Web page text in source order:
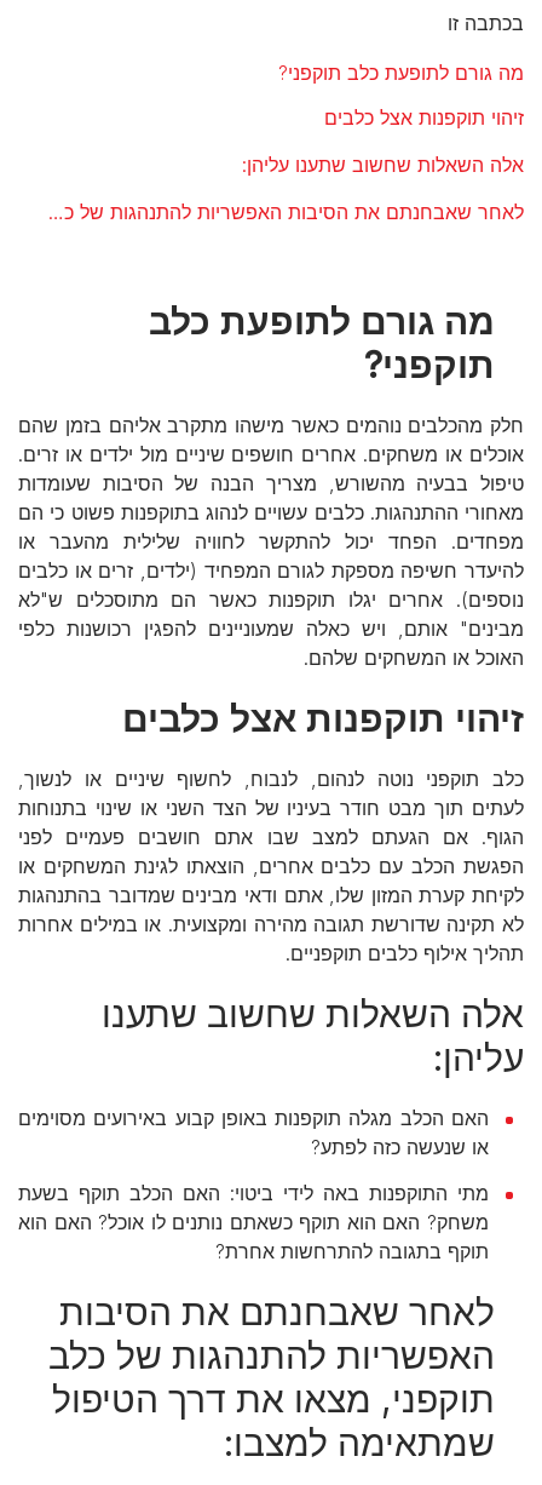
בכתבה זו
מה גורם לתופעת כלב תוקפני?
זיהוי תוקפנות אצל כלבים
אלה השאלות שחשוב שתענו עליהן:
לאחר שאבחנתם את הסיבות האפשריות להתנהגות של כלב תוקפני, מצאו את דרך הטיפול שמתאימה למצבו:
מה גורם לתופעת כלב
תוקפני?
חלק מהכלבים נוהמים כאשר מישהו מתקרב אליהם בזמן שהם
אוכלים או משחקים. אחרים חושפים שיניים מול ילדים או זרים.
טיפול בבעיה מהשורש, מצריך הבנה של הסיבות שעומדות
מאחורי ההתנהגות. כלבים עשויים לנהוג בתוקפנות פשוט כי הם
מפחדים. הפחד יכול להתקשר לחוויה שלילית מהעבר או
להיעדר חשיפה מספקת לגורם המפחיד (ילדים, זרים או כלבים
נוספים). אחרים יגלו תוקפנות כאשר הם מתוסכלים ש"לא
מבינים" אותם, ויש כאלה שמעוניינים להפגין רכושנות כלפי
האוכל או המשחקים שלהם.
זיהוי תוקפנות אצל כלבים
כלב תוקפני נוטה לנהום, לנבוח, לחשוף שיניים או לנשוך,
לעתים תוך מבט חודר בעיניו של הצד השני או שינוי בתנוחות
הגוף. אם הגעתם למצב שבו אתם חושבים פעמיים לפני
הפגשת הכלב עם כלבים אחרים, הוצאתו לגינת המשחקים או
לקיחת קערת המזון שלו, אתם ודאי מבינים שמדובר בהתנהגות
לא תקינה שדורשת תגובה מהירה ומקצועית. או במילים אחרות
תהליך אילוף כלבים תוקפניים.
אלה השאלות שחשוב שתענו
עליהן:
האם הכלב מגלה תוקפנות באופן קבוע באירועים מסוימים
או שנעשה כזה לפתע?
מתי התוקפנות באה לידי ביטוי: האם הכלב תוקף בשעת
משחק? האם הוא תוקף כשאתם נותנים לו אוכל? האם הוא
תוקף בתגובה להתרחשות אחרת?
לאחר שאבחנתם את הסיבות
האפשריות להתנהגות של כלב
תוקפני, מצאו את דרך הטיפול
שמתאימה למצבו: